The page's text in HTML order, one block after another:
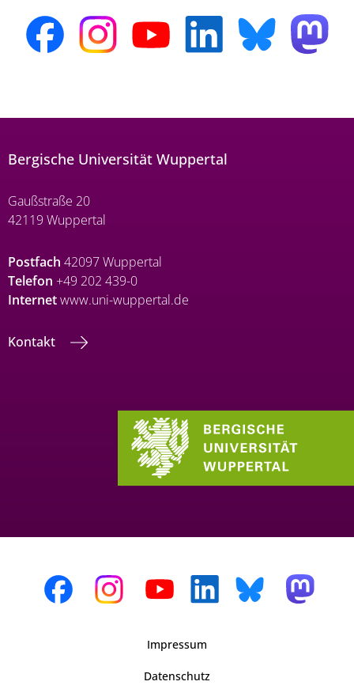
Bergische Universität Wuppertal
Gaußstraße 20
42119 Wuppertal
Postfach 42097 Wuppertal
Telefon +49 202 439-0
Internetwww.uni-wuppertal.de
Kontakt
Impressum
Datenschutz